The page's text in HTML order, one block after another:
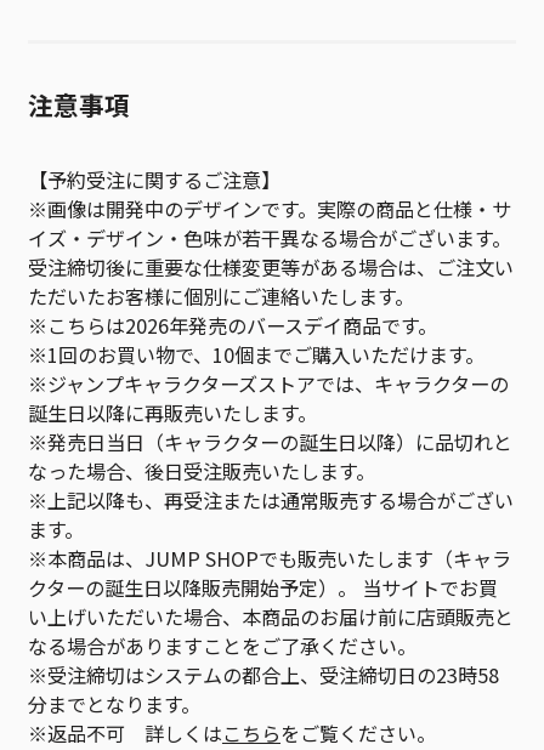
注意事項
【予約受注に関するご注意】
※画像は開発中のデザインです。実際の商品と仕様・サ
イズ・デザイン・色味が若干異なる場合がございます。
受注締切後に重要な仕様変更等がある場合は、ご注文い
ただいたお客様に個別にご連絡いたします。
※こちらは2026年発売のバースデイ商品です。
※1回のお買い物で、10個までご購入いただけます。
※ジャンプキャラクターズストアでは、キャラクターの
誕生日以降に再販売いたします。
※発売日当日（キャラクターの誕生日以降）に品切れと
なった場合、後日受注販売いたします。
※上記以降も、再受注または通常販売する場合がござい
ます。
※本商品は、JUMP SHOPでも販売いたします（キャラ
クターの誕生日以降販売開始予定）。 当サイトでお買
い上げいただいた場合、本商品のお届け前に店頭販売と
なる場合がありますことをご了承ください。
※受注締切はシステムの都合上、受注締切日の23時58
分までとなります。
※返品不可 詳しくはこちらをご覧ください。